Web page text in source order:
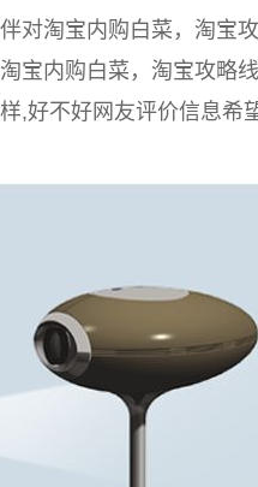
对淘宝内购白菜，淘宝
宝内购白菜，淘宝攻略
,好不好网友评价信息希